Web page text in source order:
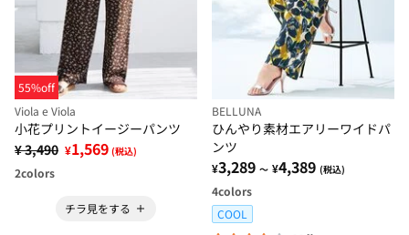
55%off
Viola e Viola
小花プリントイージーパンツ
¥ 3,490 ¥1,569 (税込)
2colors
チラ見をする
BELLUNA
ひんやり素材エアリーワイドパ
ンツ
¥3,289 ～ ¥4,389 (税込)
4colors
COOL